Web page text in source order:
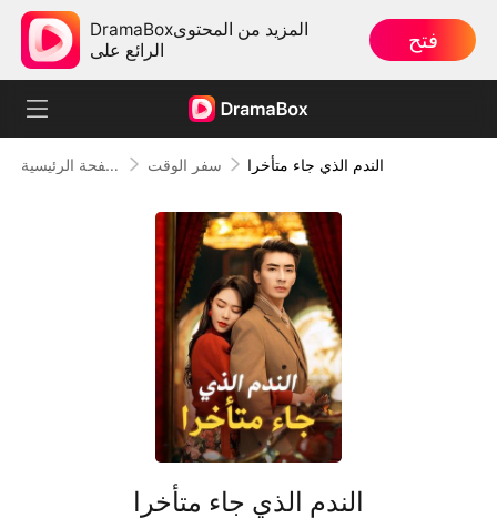
DramaBoxالمزيد من المحتوى
الرائع على
فتح
الصفحة الرئيسية سفر الوقت الندم الذي جاء متأخرا
الندم الذي جاء متأخرا